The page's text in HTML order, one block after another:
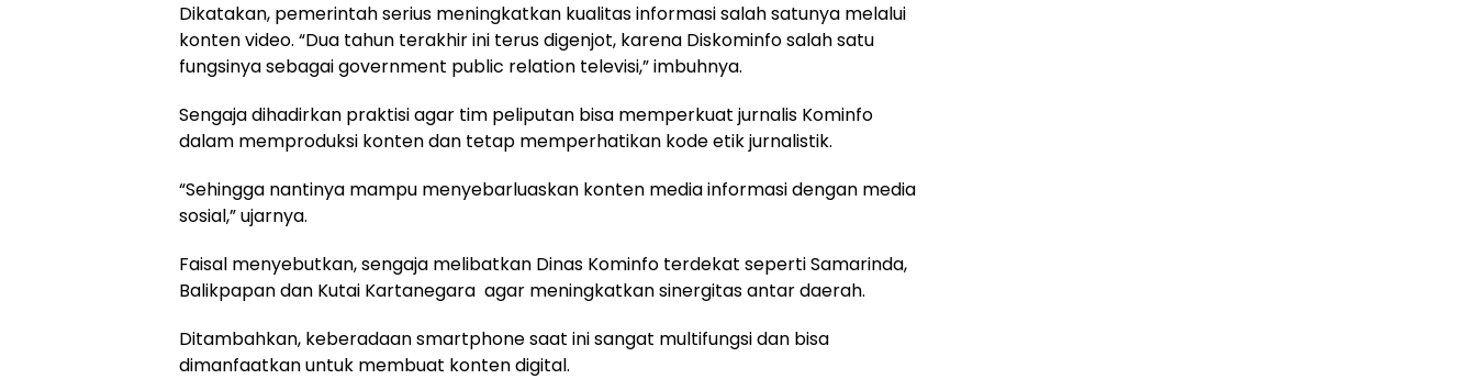
Dikatakan, pemerintah serius meningkatkan kualitas informasi salah satunya melalui
konten video. “Dua tahun terakhir ini terus digenjot, karena Diskominfo salah satu
fungsinya sebagai government public relation televisi,” imbuhnya.
Sengaja dihadirkan praktisi agar tim peliputan bisa memperkuat jurnalis Kominfo
dalam memproduksi konten dan tetap memperhatikan kode etik jurnalistik.
“Sehingga nantinya mampu menyebarluaskan konten media informasi dengan media
sosial,” ujarnya.
Faisal menyebutkan, sengaja melibatkan Dinas Kominfo terdekat seperti Samarinda,
Balikpapan dan Kutai Kartanegara agar meningkatkan sinergitas antar daerah.
Ditambahkan, keberadaan smartphone saat ini sangat multifungsi dan bisa
dimanfaatkan untuk membuat konten digital.